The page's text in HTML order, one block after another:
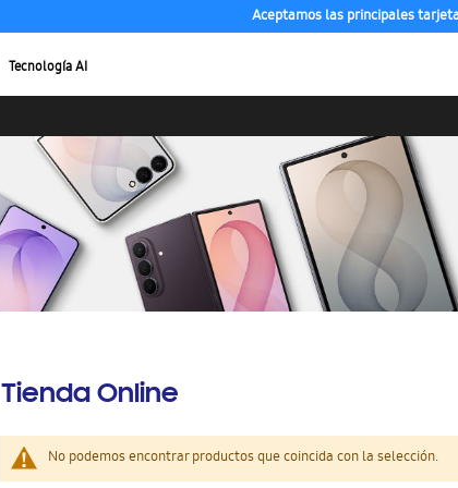
Aceptamos las principales
Tecnología AI
Tienda Online
No podemos encontrar productos que coincida con la selección.